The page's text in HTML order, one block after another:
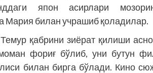
япон асирлари
Мария билан учрашиб қоладилар.
қабрини зиёрат қилиши
фориғ бўлиб, уни бутун
билан бирга бўлади. Кино